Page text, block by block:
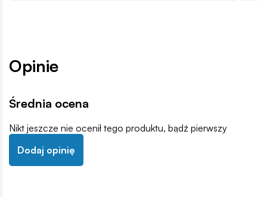
Opinie
Średnia ocena
Nikt jeszcze nie ocenił tego produktu, bądź pierwszy
Dodaj opinię